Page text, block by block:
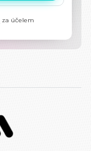
za účelem